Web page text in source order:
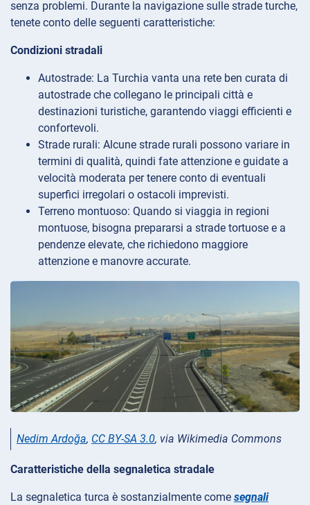
senza problemi. Durante la navigazione sulle strade turche,
tenete conto delle seguenti caratteristiche:
Condizioni stradali
Autostrade: La Turchia vanta una rete ben curata di
autostrade che collegano le principali città e
destinazioni turistiche, garantendo viaggi efficienti e
confortevoli.
Strade rurali: Alcune strade rurali possono variare in
termini di qualità, quindi fate attenzione e guidate a
velocità moderata per tenere conto di eventuali
superfici irregolari o ostacoli imprevisti.
Terreno montuoso: Quando si viaggia in regioni
montuose, bisogna prepararsi a strade tortuose e a
pendenze elevate, che richiedono maggiore
attenzione e manovre accurate.
Nedim Ardoğa, CC BY-SA 3.0, via Wikimedia Commons
Caratteristiche della segnaletica stradale
La segnaletica turca è sostanzialmente come segnali